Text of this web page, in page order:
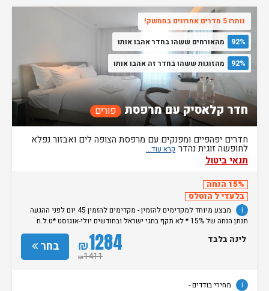
92% מהאורחים ששהו בחדר אהבו אותו
92% מהזוגות ששהו בחדר זה אהבו אותו
נותרו 5 חדרים אחרונים בממשק!
חדר קלאסיק עם מרפסת פורים
חדרים יפהפיים ומפנקים עם מרפסת הצופה לים ואבזור נפלא
לחופשה זוגית נהדר
תנאי ביטול
15% הנחה
בלעדי ל הוטלס
i
מבצע מיוחד למקדימים להזמין - מקדימים להזמין 45 יום לפני ההגעה
תנתן הנחה של 15% * לא תקף בחגי ישראל ובחודשים יולי-אוגוסט *ט.ל.ח
בחר ₪1284
₪1411
לינה בלבד
i מחירי בודדים -